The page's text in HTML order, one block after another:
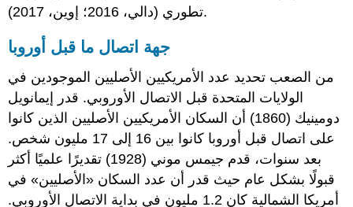
تطوري (دالي، 2016؛ إوين، 2017).
جهة اتصال ما قبل أوروبا
من الصعب تحديد عدد الأمريكيين الأصليين الموجودين في
الولايات المتحدة قبل الاتصال الأوروبي. قدر إيمانويل
دومينيك (1860) أن السكان الأمريكيين الأصليين الذين كانوا
على اتصال قبل أوروبا كانوا بين 16 إلى 17 مليون شخص.
بعد سنوات، قدم جيمس موني (1928) تقديرًا علميًا أكثر
قبولًا بشكل عام حيث قدر أن عدد السكان «الأصليين» في
أمريكا الشمالية كان 1.2 مليون في بداية الاتصال الأوروبي.